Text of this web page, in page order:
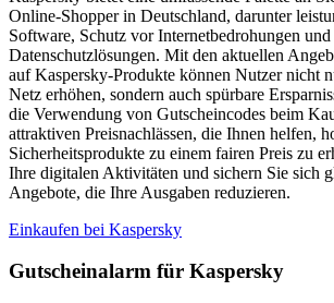
Online-Shopper in Deutschland, darunter
Software, Schutz vor Internetbedrohungen und
Datenschutzlösungen. Mit den aktuellen
auf Kaspersky-Produkte können Nutzer nicht
Netz erhöhen, sondern auch spürbare
die Verwendung von Gutscheincodes beim
attraktiven Preisnachlässen, die Ihnen helfen,
Sicherheitsprodukte zu einem fairen Preis zu
Ihre digitalen Aktivitäten und sichern Sie sich
Angebote, die Ihre Ausgaben reduzieren.
Einkaufen bei Kaspersky
Gutscheinalarm für Kaspersky